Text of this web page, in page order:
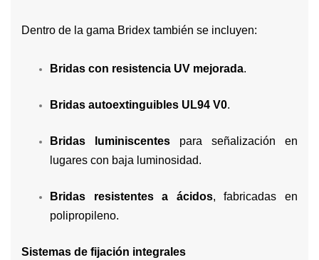
Dentro de la gama Bridex también se incluyen:
Bridas con resistencia UV mejorada.
Bridas autoextinguibles UL94 V0.
Bridas luminiscentes para señalización en
lugares con baja luminosidad.
Bridas resistentes a ácidos, fabricadas en
polipropileno.
Sistemas de fijación integrales